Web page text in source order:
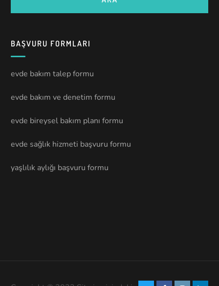
BAŞVURU FORMLARI
evde bakım talep formu
evde bakım ve denetim formu
evde bireysel bakım planı formu
evde sağlık hizmeti başvuru formu
yaşlılık aylığı başvuru formu